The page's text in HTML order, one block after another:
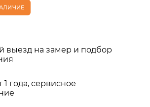
выезд на замер и подбор
1 года, сервисное